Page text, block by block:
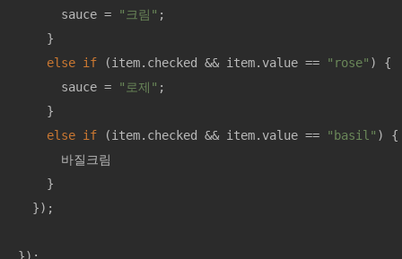
      sauce =
"크림" ;
    }
else if (item.checked && item.value == "rose" ) {
      sauce =
"로제" ;
    }
else if (item.checked && item.value == "basil" ) {
      바질크림
    }
  });